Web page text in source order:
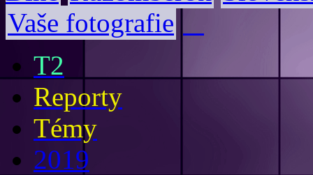
Vaše fotografie
T2
Reporty
Témy
2019